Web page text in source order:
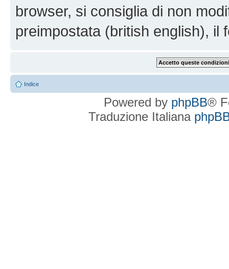
browser, si consiglia di non
preimpostata (british english), il
Indice
Powered by phpBB®
Traduzione Italiana